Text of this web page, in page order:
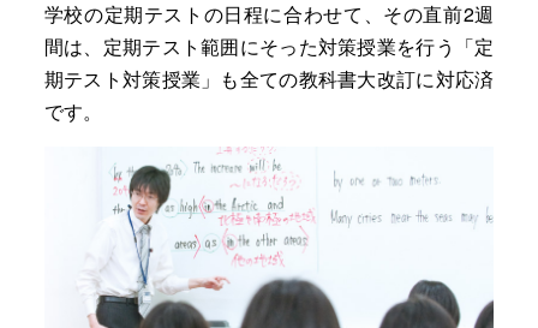
学校の定期テストの日程に合わせて、その直前2週
間は、定期テスト範囲にそった対策授業を行う「定
期テスト対策授業」も全ての教科書大改訂に対応済
です。